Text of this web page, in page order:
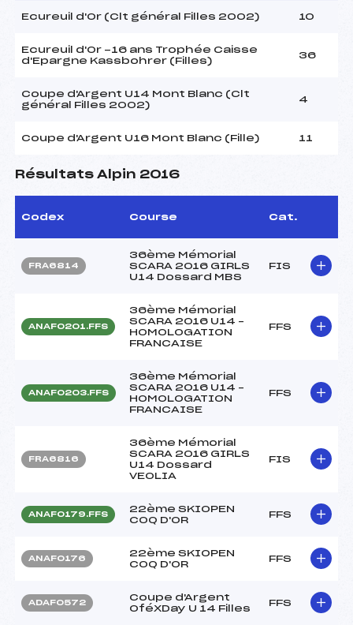
Ecureuil d'Or (Clt général Filles 2002) 10
Ecureuil d'Or -16 ans Trophée Caisse
d'Epargne Kassbohrer (Filles)
36
Coupe d'Argent U14 Mont Blanc (Clt
général Filles 2002)
4
Coupe d'Argent U16 Mont Blanc (Fille) 11
Résultats Alpin 2016
Codex Course Cat.
FRA6814
36ème Mémorial
SCARA 2016 GIRLS
U14 Dossard MBS
FIS
ANAF0201.FFS
36ème Mémorial
SCARA 2016 U14 –
HOMOLOGATION
FRANCAISE
FFS
ANAF0203.FFS
36ème Mémorial
SCARA 2016 U14 –
HOMOLOGATION
FRANCAISE
FFS
FRA6816
36ème Mémorial
SCARA 2016 GIRLS
U14 Dossard
VEOLIA
FIS
ANAF0179.FFS
22ème SKIOPEN
COQ D'OR
FFS
ANAF0176
22ème SKIOPEN
COQ D'OR
FFS
ADAF0572
Coupe d'Argent
OféXDay U 14 Filles
FFS